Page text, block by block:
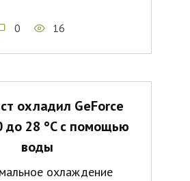
0 16
охладил GeForce
до 28 °C с помощью
воды
охлаждение